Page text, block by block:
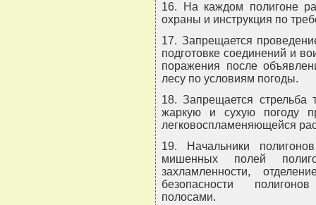
16. На каждом полигоне
охраны и инструкция по
17. Запрещается
подготовке соединений и
поражения после
лесу по условиям погоды.
18. Запрещается
жаркую и сухую погоду
легковоспламеняющейся
19. Начальники
мишенных полей
захламленности,
безопасности
полосами.